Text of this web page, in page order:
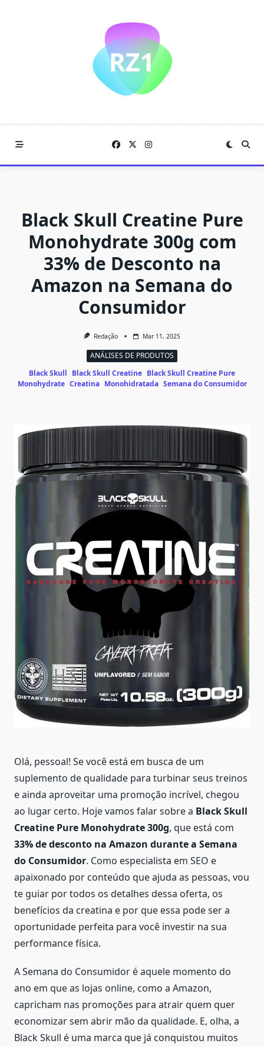
Black Skull Creatine Pure
Monohydrate 300g com
33% de Desconto na
Amazon na Semana do
Consumidor
Redação Mar 11, 2025
ANÁLISES DE PRODUTOS
Black Skull Black Skull Creatine Black Skull Creatine Pure
Monohydrate Creatina Monohidratada Semana do Consumidor
Olá, pessoal! Se você está em busca de um
suplemento de qualidade para turbinar seus treinos
e ainda aproveitar uma promoção incrível, chegou
ao lugar certo. Hoje vamos falar sobre a Black Skull
Creatine Pure Monohydrate 300g, que está com
33% de desconto na Amazon durante a Semana
do Consumidor. Como especialista em SEO e
apaixonado por conteúdo que ajuda as pessoas, vou
te guiar por todos os detalhes dessa oferta, os
benefícios da creatina e por que essa pode ser a
oportunidade perfeita para você investir na sua
performance física.
A Semana do Consumidor é aquele momento do
ano em que as lojas online, como a Amazon,
capricham nas promoções para atrair quem quer
economizar sem abrir mão da qualidade. E, olha, a
Black Skull é uma marca que já conquistou muitos